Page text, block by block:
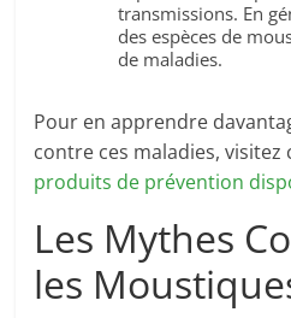
transmissions. En
des espèces de
de maladies.
Pour en apprendre
contre ces maladies, visitez
produits de prévention
Les Mythes
les